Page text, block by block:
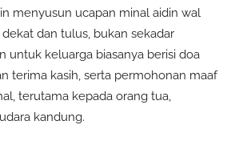
menyusun ucapan minal aidin wal
dan tulus, bukan sekadar
untuk keluarga biasanya berisi doa
terima kasih, serta permohonan maaf
terutama kepada orang tua,
kandung.